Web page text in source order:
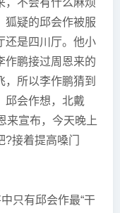
，不会有什么麻烦
疑的邱会作被服
还是四川厅。他小
作鹏接过周恩来的
，所以李作鹏猜到
邱会作想，北戴
来宣布，今天晚上
接着提高嗓门
只有邱会作最“干